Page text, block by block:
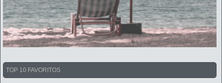
TOP 10 FAVORITOS